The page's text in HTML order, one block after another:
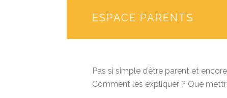
ESPACE PARENTS
Pas si simple d’être parent et
Comment les expliquer ? Que